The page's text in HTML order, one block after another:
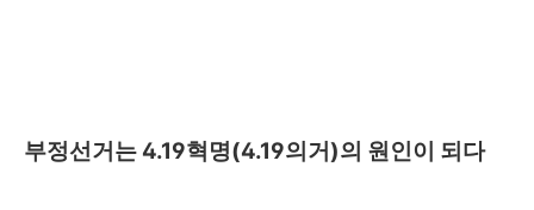
부정선거는 4.19혁명(4.19의거)의 원인이 되다